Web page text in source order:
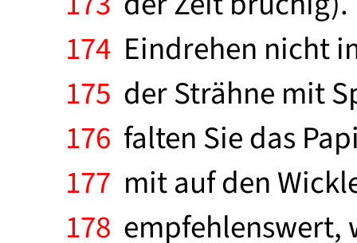
174 Eindrehen nicht
175 der Strähne mit
176 falten Sie das
177 mit auf den
178 empfehlenswert,